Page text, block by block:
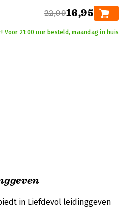
22,9916,95
Voor 21:00 uur besteld, maandag in huis
in Liefdevol leidinggeven